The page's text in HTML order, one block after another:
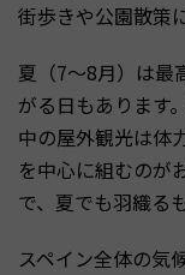
街歩きや公園散策
夏（7〜8月）は最
がる日もあります
中の屋外観光は体
を中心に組むのが
で、夏でも羽織る
スペイン全体の気